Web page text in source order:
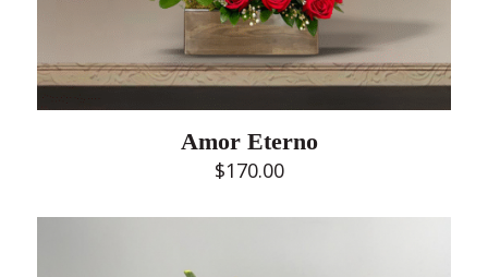
Amor Eterno
$170.00